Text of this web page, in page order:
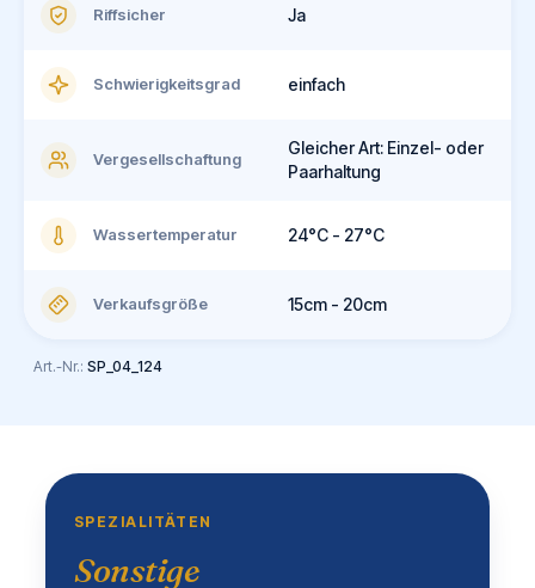
Riffsicher Ja
Schwierigkeitsgrad einfach
Vergesellschaftung
Gleicher Art: Einzel- oder
Paarhaltung
Wassertemperatur 24°C - 27°C
Verkaufsgröße 15cm - 20cm
Art.-Nr.: SP_04_124
SPEZIALITÄTEN
Sonstige